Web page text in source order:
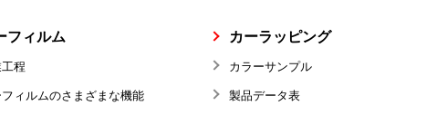
フィルム
程
ィルムのさまざまな機能
カーラッピング
カラーサンプル
製品データ表